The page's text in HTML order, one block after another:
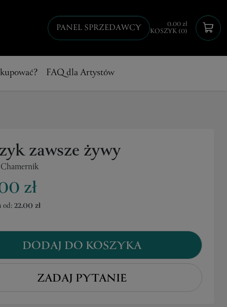
PANEL SPRZEDAWCY 0.00 zł
KOSZYK (0)
FAQ dla Artystów
zawsze żywy
zł
od:22.00 zł
DODAJ DO KOSZYKA
ZADAJ PYTANIE